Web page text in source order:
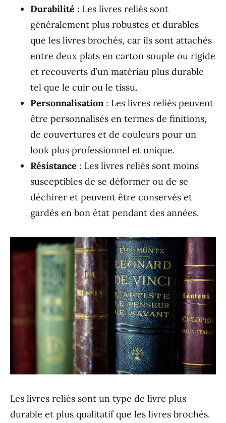
Durabilité : Les livres reliés sont
généralement plus robustes et durables
que les livres brochés, car ils sont attachés
entre deux plats en carton souple ou rigide
et recouverts d’un matériau plus durable
tel que le cuir ou le tissu.
Personnalisation : Les livres reliés peuvent
être personnalisés en termes de finitions,
de couvertures et de couleurs pour un
look plus professionnel et unique.
Résistance : Les livres reliés sont moins
susceptibles de se déformer ou de se
déchirer et peuvent être conservés et
gardés en bon état pendant des années.
Les livres reliés sont un type de livre plus
durable et plus qualitatif que les livres brochés.